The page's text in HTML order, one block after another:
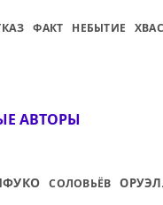
ФАКТ НЕБЫТИЕ
АВТОРЫ
СОЛОВЬЁВ